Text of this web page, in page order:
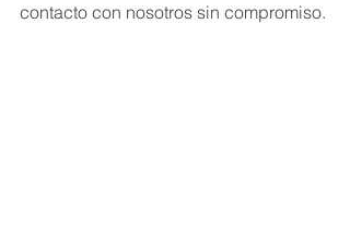
contacto con nosotros sin compromiso.